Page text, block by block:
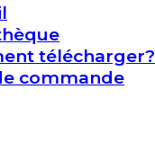
télécharger?
commande